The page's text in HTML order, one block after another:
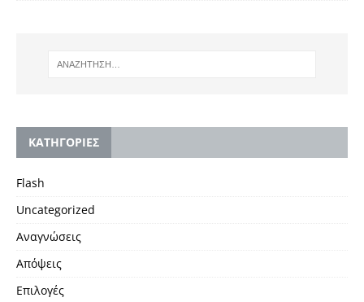
KΑΤΗΓΟΡΙΕΣ
Flash
Uncategorized
Αναγνώσεις
Απόψεις
Επιλογές